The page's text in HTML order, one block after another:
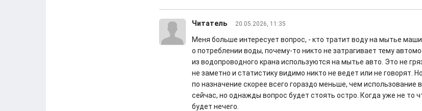
Читатель 20.05.2026, 11:35
Меня больше интересует вопрос, - кто тратит воду на мытье
о потреблении воды, почему-то никто не затрагивает тему
из водопроводного крана используются на мытье авто. Это не
не заметно и статистику видимо никто не ведет или не говорят.
по назначение скорее всего гораздо меньше, чем использование
сейчас, но однажды вопрос будет стоять остро. Когда уже не то
будет нечего.